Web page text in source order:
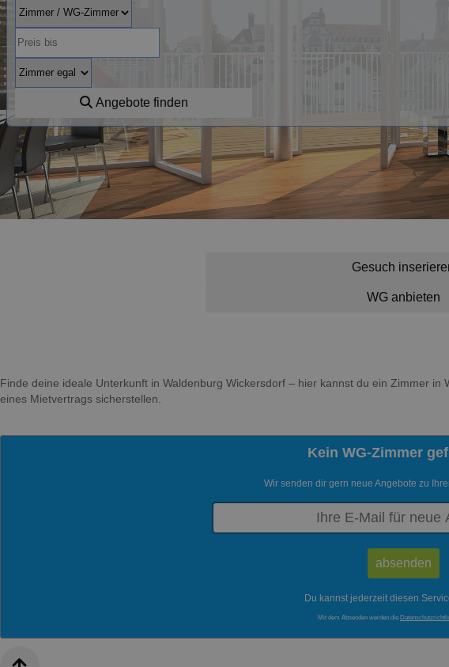
Angebote finden
Gesuch
WG anbieten
Finde deine ideale Unterkunft in Waldenburg Wickersdorf – hier kannst du ein Zimmer
eines Mietvertrags sicherstellen.
Kein WG-Zimmer
Wir senden dir gern neue Angebote zu
Du kannst jederzeit diesen
Mit dem Absenden werden die